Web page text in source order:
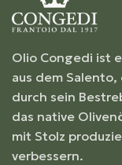
Olio Congedi ist
aus dem
durch sein
das native
mit Stolz
verbessern.